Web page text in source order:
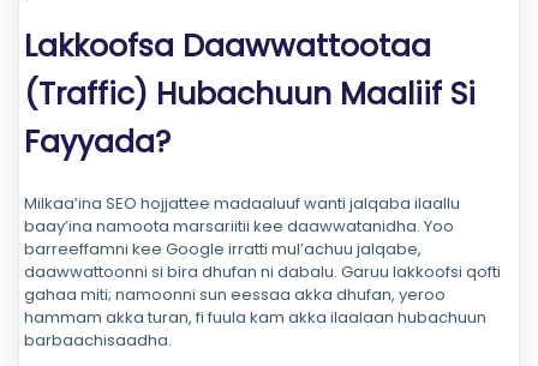
Lakkoofsa Daawwattootaa
(Traffic) Hubachuun Maaliif Si
Fayyada?
Milkaa’ina SEO hojjattee madaaluuf wanti jalqaba ilaallu
baay’ina namoota marsariitii kee daawwatanidha. Yoo
barreeffamni kee Google irratti mul’achuu jalqabe,
daawwattoonni si bira dhufan ni dabalu. Garuu lakkoofsi qofti
gahaa miti; namoonni sun eessaa akka dhufan, yeroo
hammam akka turan, fi fuula kam akka ilaalaan hubachuun
barbaachisaadha.